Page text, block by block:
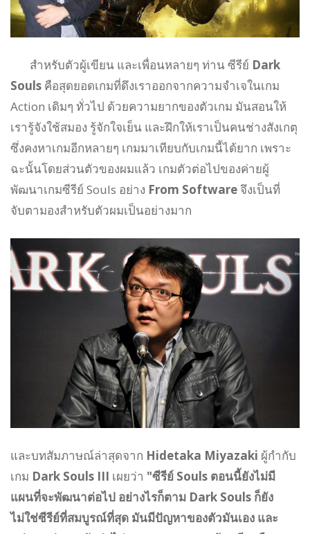
สำหรับตัวผู้เขียน และเพื่อนหลายๆ ท่าน ซีรีย์ Dark
Souls คือสุดยอดเกมที่ดึงเราออกจากความจำเจในเกม
Action เดิมๆ ทั่วไป ด้วยความยากของตัวเกม มันสอนให้
เรารู้จังใช้สมอง รู้จักใจเย็น และฝึกให้เราเป็นคนช่างสังเกตุ
ซึ่งคงหาเกมอีกหลายๆ เกมมาเทียบกับเกมนี้ได้ยาก เพราะ
ฉะนั้นโดยส่วนตัวของผมแล้ว เกมตัวต่อไปของค่ายผู้
พัฒนาเกมซีรีย์ Souls อย่าง From Softwareจึงเป็นที่
จับตามองสำหรับตัวผมเป็นอย่างมาก
และบทสัมภาษณ์ล่าสุดจาก Hidetaka Miyazaki ผู้กำกับ
เกม Dark Souls III เผยว่า "ซีรีย์ Souls ตอนนี้ยังไม่มี
แผนที่จะพัฒนาต่อไป อย่างไรก็ตาม Dark Souls ก็ยัง
ไม่ใช่ซีรีย์ที่สมบูรณ์ที่สุด มันมีปัญหาของตัวมันเอง และ